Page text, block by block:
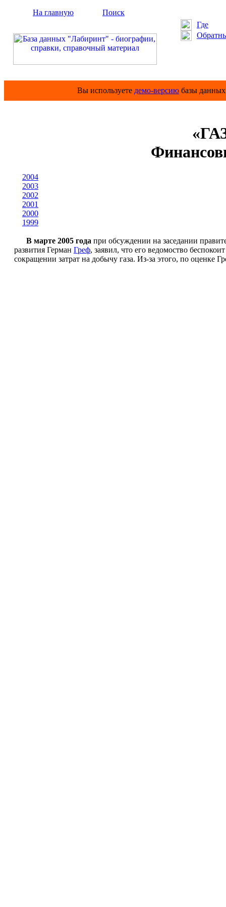
На главную
Поиск
Где
Вы используете демо-версию базы
2004
2003
2002
2001
2000
1999
В марте 2005 года при обсуждении на заседании
развития Герман Греф, заявил, что его ведомоство
сокращении затрат на добычу газа. Из-за этого, по оценке